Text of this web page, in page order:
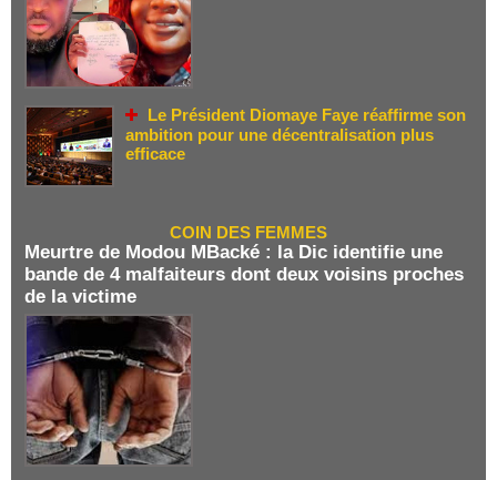
Le Président Diomaye Faye réaffirme son
ambition pour une décentralisation plus
efficace
COIN DES FEMMES
Meurtre de Modou MBacké : la Dic identifie une
bande de 4 malfaiteurs dont deux voisins proches
de la victime